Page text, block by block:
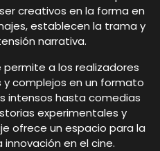
creativos en la forma en
establecen la trama y
narrativa.
a los realizadores
complejos en un formato
intensos hasta comedias
experimentales y
ofrece un espacio para la
en el cine.